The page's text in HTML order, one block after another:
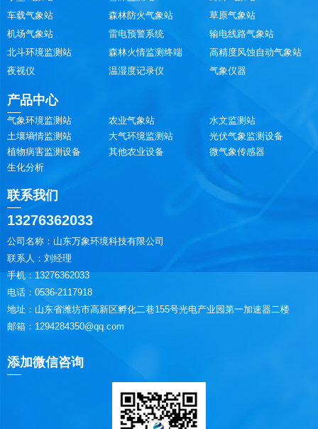
车载气象站
森林防火气象站
草原气象站
机场气象站
雷电预警系统
输电线路气象站
北斗环境监测站
森林火情监测终端
高精度风蚀自动气象站
夜视仪
温湿度记录仪 气象仪器
产品中心
气象环境监测站 农业气象站
水文监测站
土壤墒情监测站
大气环境监测站
光伏气象监测设备
植物病害监测设备
其他农业设备
微气象传感器
生化分析
联系我们
13276362033
公司名称：山东万象环境科技有限公司
联系人：刘经理
手机：13276362033
电话：0536-2117918
地址：山东省潍坊市高新区孵化二巷155号光电产业园第一加速器二楼
邮箱：1294284350@qq.com
添加微信咨询